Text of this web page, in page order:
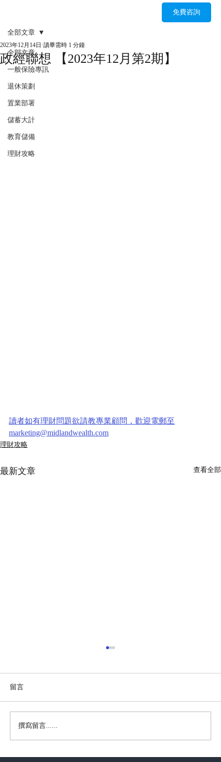
免費咨詢
全部文章
一般保險專訊
退休策劃
置業部署
儲蓄大計
教育儲備
理財攻略
全部文章
政經聯想 【2023年12月第2期】
2023年12月14日 讀畢需時 1 分鐘
讀者如有理財問題欲請教專業顧問，歡迎電郵至
marketing@midlandwealth.com
理財攻略
最新文章 查看全部
財經360 【來自樺加沙的警鐘】
留言
撰寫留言......